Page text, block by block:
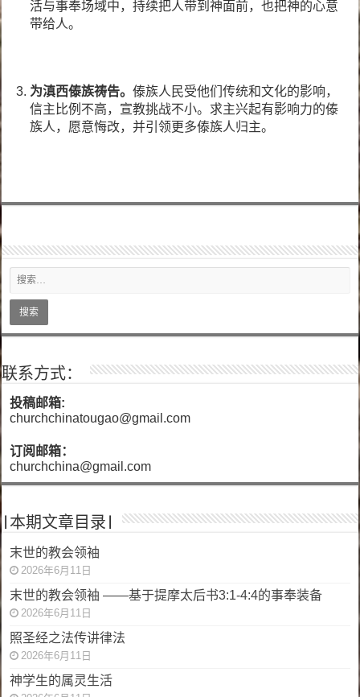
活与事奉场域中，持续把人带到神面前，也把神的心意
带给人。
为滇西傣族祷告。傣族人民受他们传统和文化的影响，
信主比例不高，宣教挑战不小。求主兴起有影响力的傣
族人，愿意悔改，并引领更多傣族人归主。
联系方式：
投稿邮箱:
churchchinatougao@gmail.com
订阅邮箱：
churchchina@gmail.com
|本期文章目录|
末世的教会领袖
2026年6月11日
末世的教会领袖 ——基于提摩太后书3:1-4:4的事奉装备
2026年6月11日
照圣经之法传讲律法
2026年6月11日
神学生的属灵生活